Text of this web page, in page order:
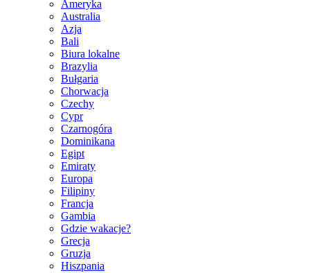
Ameryka
Australia
Azja
Bali
Biura lokalne
Brazylia
Bułgaria
Chorwacja
Czechy
Cypr
Czarnogóra
Dominikana
Egipt
Emiraty
Europa
Filipiny
Francja
Gambia
Gdzie wakacje?
Grecja
Gruzja
Hiszpania